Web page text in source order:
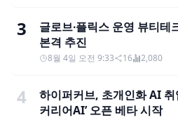
3
글로브∙플릭스 운영 뷰티
본격 추진
8월 4일 오전 9:33 16 2,080
4
하이퍼커브, 초개인화 AI 취
커리어AI’ 오픈 베타 시작